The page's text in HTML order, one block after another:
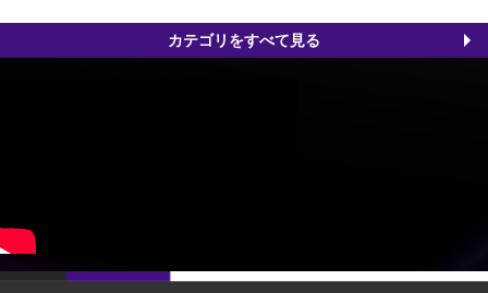
カテゴリをすべて見る